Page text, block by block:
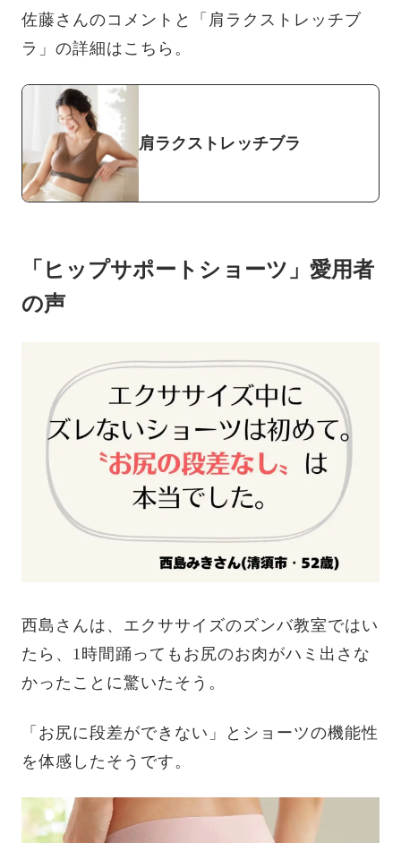
佐藤さんのコメントと「肩ラクストレッチブ
ラ」の詳細はこちら。
肩ラクストレッチブラ
「ヒップサポートショーツ」愛用者
の声
西島さんは、エクササイズのズンバ教室ではい
たら、1時間踊ってもお尻のお肉がハミ出さな
かったことに驚いたそう。
「お尻に段差ができない」とショーツの機能性
を体感したそうです。